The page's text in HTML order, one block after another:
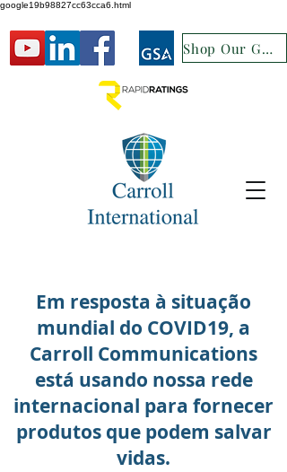
google19b98827cc63cca6.html
Shop Our GSA
Em resposta à situação
mundial do COVID19, a
Carroll Communications
está usando nossa rede
internacional para fornecer
produtos que podem salvar
vidas.